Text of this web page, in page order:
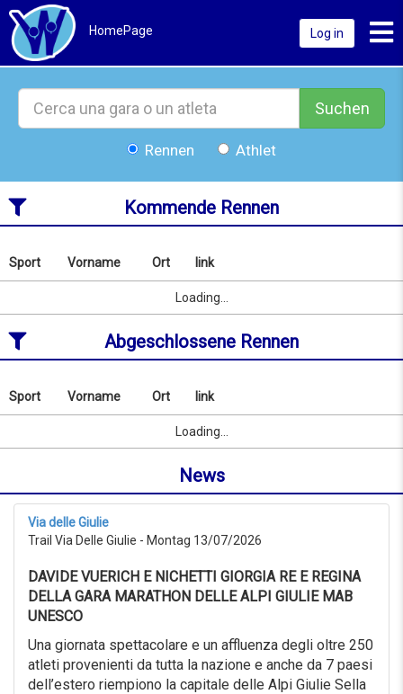
HomePage Log in
Suchen
Rennen Athlet
Kommende Rennen
Nach
Name
suchen
ab
to
07/09/2026
0KM
Suche
Sport
Sport Vorname Ort
link
link
Loading...
Abgeschlossene Rennen
Nach
Name
ab
07/07/2026
07/08/2026
Erweiterte
Suche
Sport
Sport Vorname Ort
link
link
Loading...
News
Via delle Giulie
Trail Via Delle Giulie - Montag 13/07/2026
DAVIDE VUERICH E NICHETTI GIORGIA RE E REGINA
DELLA GARA MARATHON DELLE ALPI GIULIE MAB
UNESCO
Una giornata spettacolare e un affluenza degli oltre 250
atleti provenienti da tutta la nazione e anche da 7 paesi
dell’estero riempiono la capitale delle Alpi Giulie Sella